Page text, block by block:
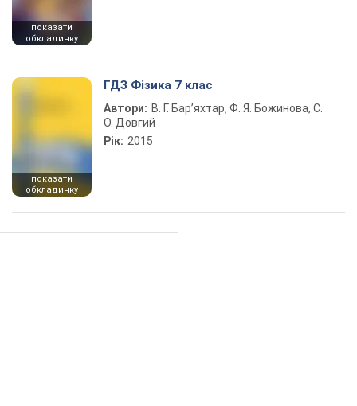
показати
обкладинку
показати
обкладинку
ГДЗ Фізика 7 клас
Автори: В. Г. Бар’яхтар, Ф. Я. Божинова, С.
О. Довгий
Рік: 2015